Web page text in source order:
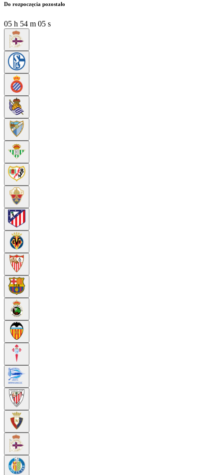
Do rozpoczęcia pozostało
05 h 54 m 05 s